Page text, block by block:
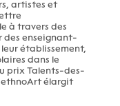
artistes et
à travers des
des enseignant-
établissement,
dans le
prix Talents-des-
ethnoArt élargit